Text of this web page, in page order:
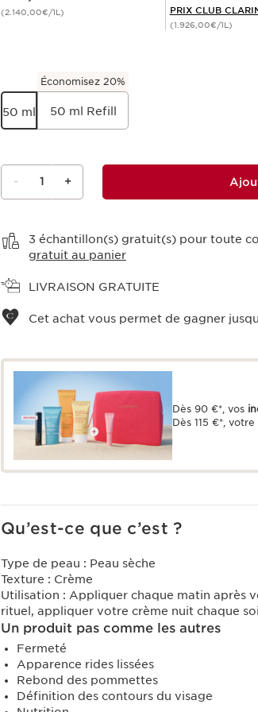
(2.140,00€/1L) PRIX CLUB
(1.926,00€/1L)
50 ml
Économisez 20%
50 ml Refill
- 1 +
3 échantillon(s) gratuit(s) pour toute
gratuit au panier
LIVRAISON GRATUITE
Cet achat vous permet de gagner
Dès 90 €*, vos
Dès 115 €*, votre
Qu’est-ce que c’est ?
Type de peau : Peau sèche
Texture : Crème
Utilisation : Appliquer chaque matin après
rituel, appliquer votre crème nuit chaque
Un produit pas comme les autres
Fermeté
Apparence rides lissées
Rebond des pommettes
Définition des contours du visage